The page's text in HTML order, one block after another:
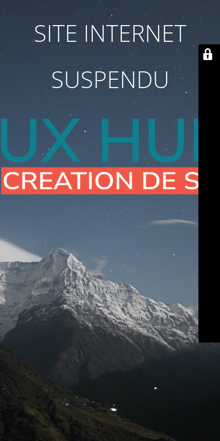
SITE INTERNET
SUSPENDU